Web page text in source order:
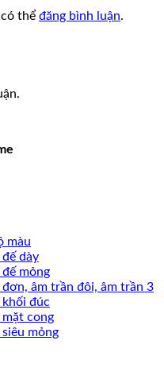
thể đăng bình luận.
màu
dày
mỏng
âm trần đôi, âm trần 3
đúc
cong
mỏng